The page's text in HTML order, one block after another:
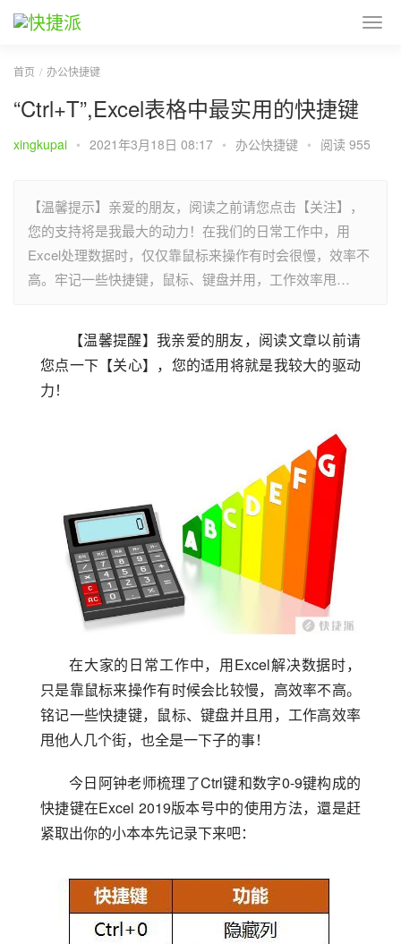
首页 办公快捷键
“Ctrl+T”,Excel表格中最实用的快捷键
xingkupai • 2021年3月18日 08:17 • 办公快捷键 • 阅读 955
【温馨提示】亲爱的朋友，阅读之前请您点击【关注】，
您的支持将是我最大的动力！在我们的日常工作中，用
Excel处理数据时，仅仅靠鼠标来操作有时会很慢，效率不
高。牢记一些快捷键，鼠标、键盘并用，工作效率甩…
【温馨提醒】我亲爱的朋友，阅读文章以前请
您点一下【关心】，您的适用将就是我较大的驱动
力！
在大家的日常工作中，用Excel解决数据时，
只是靠鼠标来操作有时候会比较慢，高效率不高。
铭记一些快捷键，鼠标、键盘并且用，工作高效率
甩他人几个街，也全是一下子的事！
今日阿钟老师梳理了Ctrl键和数字0-9键构成的
快捷键在Excel 2019版本号中的使用方法，還是赶
紧取出你的小本本先记录下来吧：